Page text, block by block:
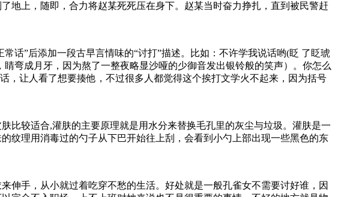
地上，随即，合力将赵某死死压在身下。赵某当时奋力挣扎，直到被民警赶
话”后添加一段古早言情味的“讨打”描述。比如：不许学我说话哟(眨 了眨琥
弯成月牙，因为熬了一整夜略显沙哑的少御音发出银铃般的笑声）。你怎么
，让人看了想要揍他，不过很多人都觉得这个挨打文学火不起来，因为括号
比较适合,灌肤的主要原理就是用水分来替换毛孔里的灰尘与垃圾。灌肤是一
纹理用消毒过的勺子从下巴开始往上刮，会看到小勺上部出现一些黑色的东
伸手，从小就过着吃穿不愁的生活。好处就是一般孔雀女不需要讨好谁，因